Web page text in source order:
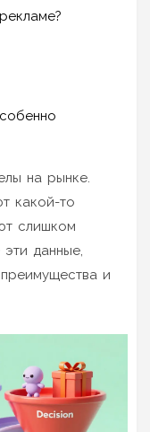
на рынке.
какой-то
слишком
данные,
и